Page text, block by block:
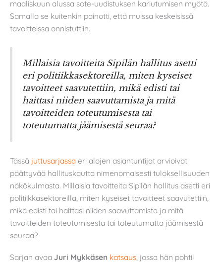
maaliskuun alussa sote-uudistuksen kariutumisen myötä.
Samalla se kuitenkin painotti, että muissa keskeisissä
tavoitteissa onnistuttiin.
Millaisia tavoitteita Sipilän hallitus asetti
eri politiikkasektoreilla, miten kyseiset
tavoitteet saavutettiin, mikä edisti tai
haittasi niiden saavuttamista ja mitä
tavoitteiden toteutumisesta tai
toteutumatta jäämisestä seuraa?
Tässä juttusarjassa eri alojen asiantuntijat arvioivat
päättyvää hallituskautta nimenomaisesti tuloksellisuuden
näkökulmasta. Millaisia tavoitteita Sipilän hallitus asetti eri
politiikkasektoreilla, miten kyseiset tavoitteet saavutettiin,
mikä edisti tai haittasi niiden saavuttamista ja mitä
tavoitteiden toteutumisesta tai toteutumatta jäämisestä
seuraa?
Sarjan avaa Juri Mykkäsen katsaus , jossa hän pohtii